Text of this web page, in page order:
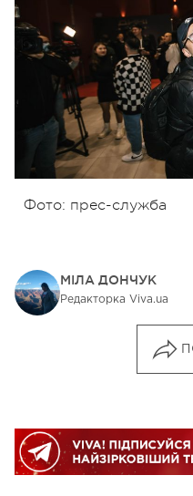
Фото: прес-служба
МІЛА ДОНЧУК
Редакторка Viva.ua